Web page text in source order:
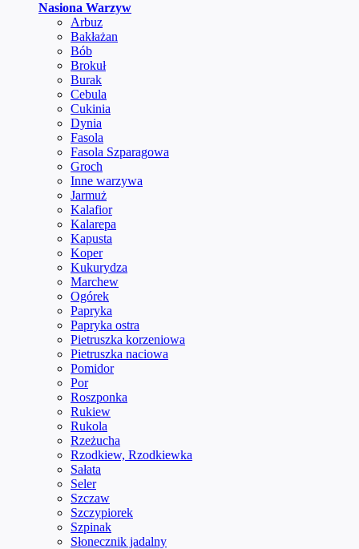
Nasiona Warzyw
Arbuz
Bakłażan
Bób
Brokuł
Burak
Cebula
Cukinia
Dynia
Fasola
Fasola Szparagowa
Groch
Inne warzywa
Jarmuż
Kalafior
Kalarepa
Kapusta
Koper
Kukurydza
Marchew
Ogórek
Papryka
Papryka ostra
Pietruszka korzeniowa
Pietruszka naciowa
Pomidor
Por
Roszponka
Rukiew
Rukola
Rzeżucha
Rzodkiew, Rzodkiewka
Sałata
Seler
Szczaw
Szczypiorek
Szpinak
Słonecznik jadalny